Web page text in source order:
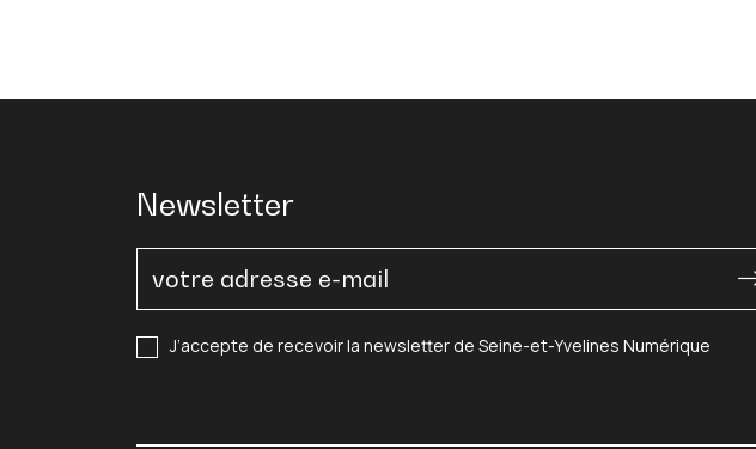
Newsletter
J’accepte de recevoir la newsletter de Seine-et-Yvelines Numérique